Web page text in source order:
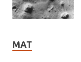
MAT